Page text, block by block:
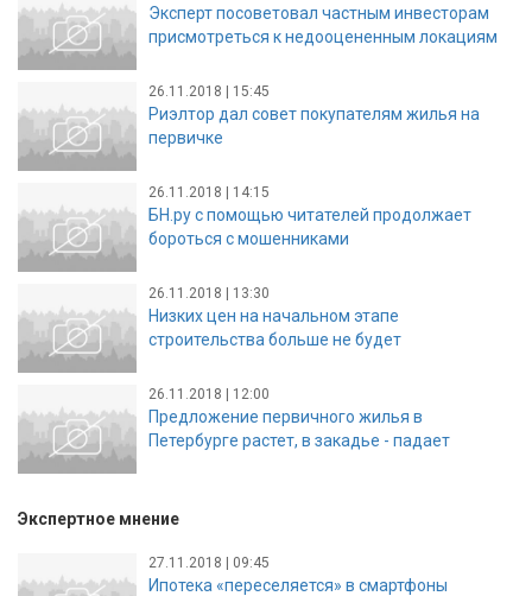
Эксперт посоветовал частным инвесторам
присмотреться к недооцененным локациям
26.11.2018 | 15:45
Риэлтор дал совет покупателям жилья на
первичке
26.11.2018 | 14:15
БН.ру с помощью читателей продолжает
бороться с мошенниками
26.11.2018 | 13:30
Низких цен на начальном этапе
строительства больше не будет
26.11.2018 | 12:00
Предложение первичного жилья в
Петербурге растет, в закадье - падает
Экспертное мнение
27.11.2018 | 09:45
Ипотека «переселяется» в смартфоны